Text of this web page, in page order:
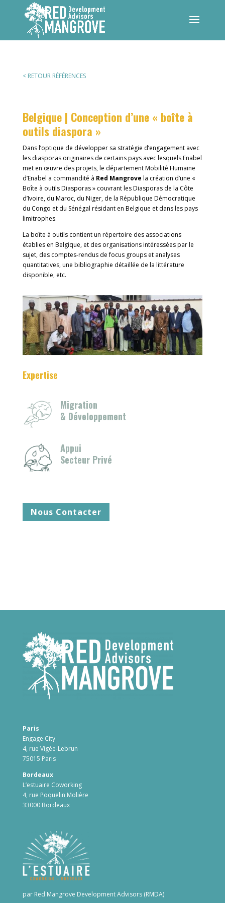
< RETOUR RÉFÉRENCES
Belgique | Conception d’une « boîte à
outils diaspora »
Dans l’optique de développer sa stratégie d’engagement avec
les diasporas originaires de certains pays avec lesquels Enabel
met en œuvre des projets, le département Mobilité Humaine
d’Enabel a commandité à Red Mangrove la création d’une «
Boîte à outils Diasporas » couvrant les Diasporas de la Côte
d’Ivoire, du Maroc, du Niger, de la République Démocratique
du Congo et du Sénégal résidant en Belgique et dans les pays
limitrophes.
La boîte à outils contient un répertoire des associations
établies en Belgique, et des organisations intéressées par le
sujet, des comptes-rendus de focus groups et analyses
quantitatives, une bibliographie détaillée de la littérature
disponible, etc.
Expertise
Migration
& Développement
Appui
Secteur Privé
Nous Contacter
Paris
Engage City
4, rue Vigée-Lebrun
75015 Paris
Bordeaux
L’estuaire Coworking
4, rue Poquelin Molière
33000 Bordeaux
par Red Mangrove Development Advisors (RMDA)